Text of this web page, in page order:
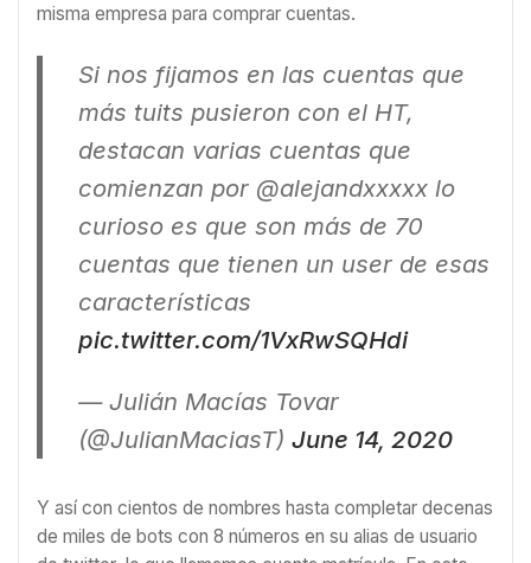
misma empresa para comprar cuentas.
Si nos fijamos en las cuentas que
más tuits pusieron con el HT,
destacan varias cuentas que
comienzan por @alejandxxxxx lo
curioso es que son más de 70
cuentas que tienen un user de esas
características
pic.twitter.com/1VxRwSQHdi
— Julián Macías Tovar
(@JulianMaciasT) June 14, 2020
Y así con cientos de nombres hasta completar decenas
de miles de bots con 8 números en su alias de usuario